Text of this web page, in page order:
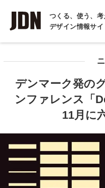
つくる、使う、
デザイン情報サイ
INTERVIEW
インタビュー
COLUMN
デンマーク発の
ンファレンス「
11月に